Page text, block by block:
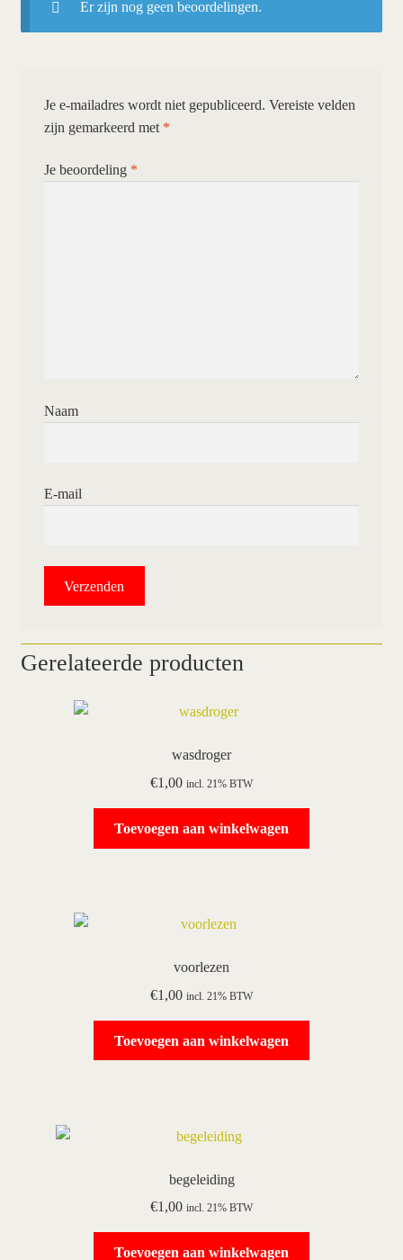
Er zijn nog geen beoordelingen.
Je e-mailadres wordt niet gepubliceerd. Vereiste velden
zijn gemarkeerd met *
Je beoordeling *
Naam
E-mail
Gerelateerde producten
wasdroger
€1,00 incl. 21% BTW
Toevoegen aan winkelwagen
voorlezen
€1,00 incl. 21% BTW
Toevoegen aan winkelwagen
begeleiding
€1,00 incl. 21% BTW
Toevoegen aan winkelwagen